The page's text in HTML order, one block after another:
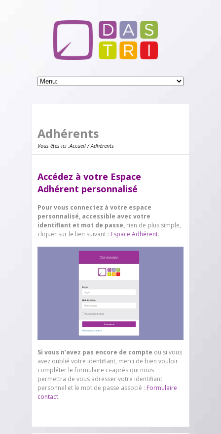
Adhérents
Vous êtes ici :Accueil/ Adhérents
Accédez à votre Espace
Adhérent personnalisé
Pour vous connectez à votre espace
personnalisé, accessible avec votre
identifiant et mot de passe, rien de plus simple,
cliquer sur le lien suivant : Espace Adhérent.
Si vous n’avez pas encore de compte ou si vous
avez oublié votre identifiant, merci de bien vouloir
compléter le formulaire ci-après qui nous
permettra de vous adresser votre identifiant
personnel et le mot de passe associé : Formulaire
contact.